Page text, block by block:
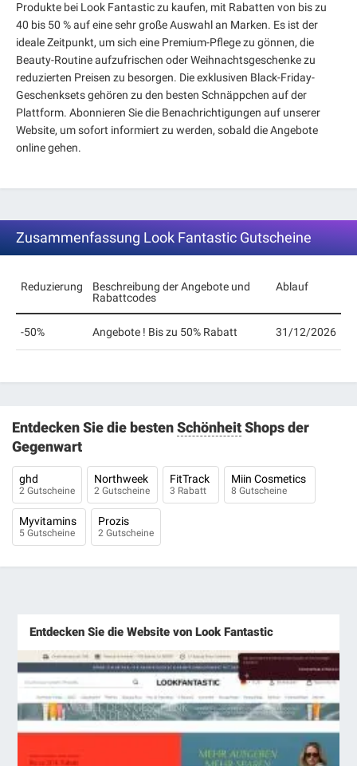
Produkte bei Look Fantastic zu kaufen, mit Rabatten von bis zu
40 bis 50 % auf eine sehr große Auswahl an Marken. Es ist der
ideale Zeitpunkt, um sich eine Premium-Pflege zu gönnen, die
Beauty-Routine aufzufrischen oder Weihnachtsgeschenke zu
reduzierten Preisen zu besorgen. Die exklusiven Black-Friday-
Geschenksets gehören zu den besten Schnäppchen auf der
Plattform. Abonnieren Sie die Benachrichtigungen auf unserer
Website, um sofort informiert zu werden, sobald die Angebote
online gehen.
Zusammenfassung Look Fantastic Gutscheine
Reduzierung
Beschreibung der Angebote und
Rabattcodes
Ablauf
-50% Angebote ! Bis zu 50% Rabatt 31/12/2026
Entdecken Sie die bestenSchönheitShops der
Gegenwart
ghd
2 Gutscheine
Northweek
2 Gutscheine
FitTrack
3 Rabatt
Miin Cosmetics
8 Gutscheine
Myvitamins
5 Gutscheine
Prozis
2 Gutscheine
Entdecken Sie die Website von Look Fantastic